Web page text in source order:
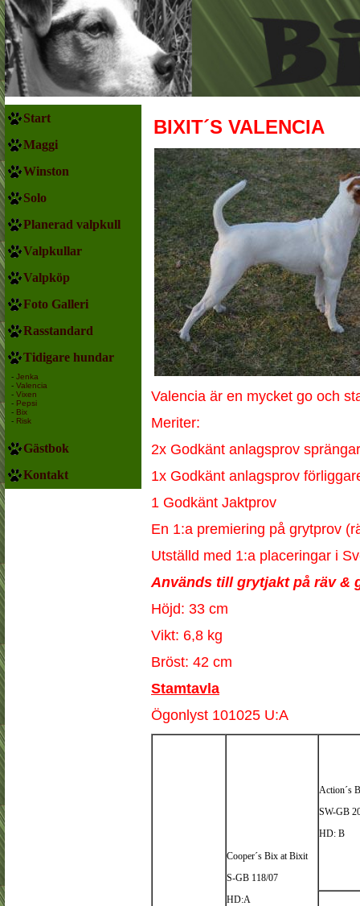
Start
Maggi
Winston
Solo
Planerad valpkull
Valpkullar
Valpköp
Foto Galleri
Rasstandard
Tidigare hundar
- Jenka
- Valencia
- Vixen
- Pepsi
- Bix
- Risk
Gästbok
Kontakt
BIXIT´S VALENCIA
Valencia är en mycket go och
Meriter:
2x Godkänt anlagsprov
1x Godkänt anlagsprov
1 Godkänt Jaktprov
En 1:a premiering på grytprov
Utställd med 1:a placeringar i
Används till grytjakt på räv &
Höjd: 33 cm
Vikt: 6,8 kg
Bröst: 42 cm
Stamtavla
Ögonlyst 101025 U:A
Cooper´s Bix at Bixit
S-GB 118/07
HD:A
Action´s
SW-GB
HD: B